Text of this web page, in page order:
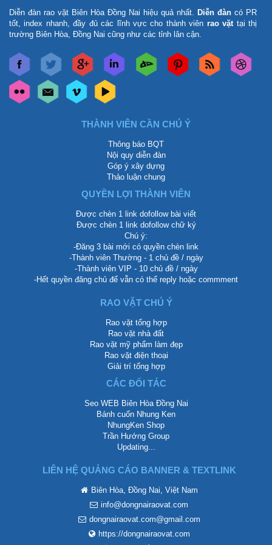
Diễn đàn rao vặt Biên Hòa Đồng Nai hiệu quả nhất. Diễn đàn có PR
tốt, index nhanh, đầy đủ các lĩnh vực cho thành viên rao vặt tại thị
trường Biên Hòa, Đồng Nai cũng như các tỉnh lân cận.
THÀNH VIÊN CẦN CHÚ Ý
Thông báo BQT
Nội quy diễn đàn
Góp ý xây dựng
Thảo luận chung
QUYỀN LỢI THÀNH VIÊN
Được chèn 1 link dofollow bài viết
Được chèn 1 link dofollow chữ ký
Chú ý:
-Đăng 3 bài mới có quyền chèn link
-Thành viên Thường - 1 chủ đề / ngày
-Thành viên VIP - 10 chủ đề / ngày
-Hết quyền đăng chủ để vẫn có thể reply hoặc commment
RAO VẶT CHÚ Ý
Rao vặt tổng hợp
Rao vặt nhà đất
Rao vặt mỹ phẩm làm đẹp
Rao vặt điện thoại
Giải trí tổng hợp
CÁC ĐỐI TÁC
Seo WEB Biên Hòa Đồng Nai
Bánh cuốn Nhung Ken
NhungKen Shop
Trần Hướng Group
Updating...
LIÊN HỆ QUẢNG CÁO BANNER & TEXTLINK
Biên Hòa, Đồng Nai, Việt Nam
info@dongnairaovat.com
dongnairaovat.com@gmail.com
https://dongnairaovat.com